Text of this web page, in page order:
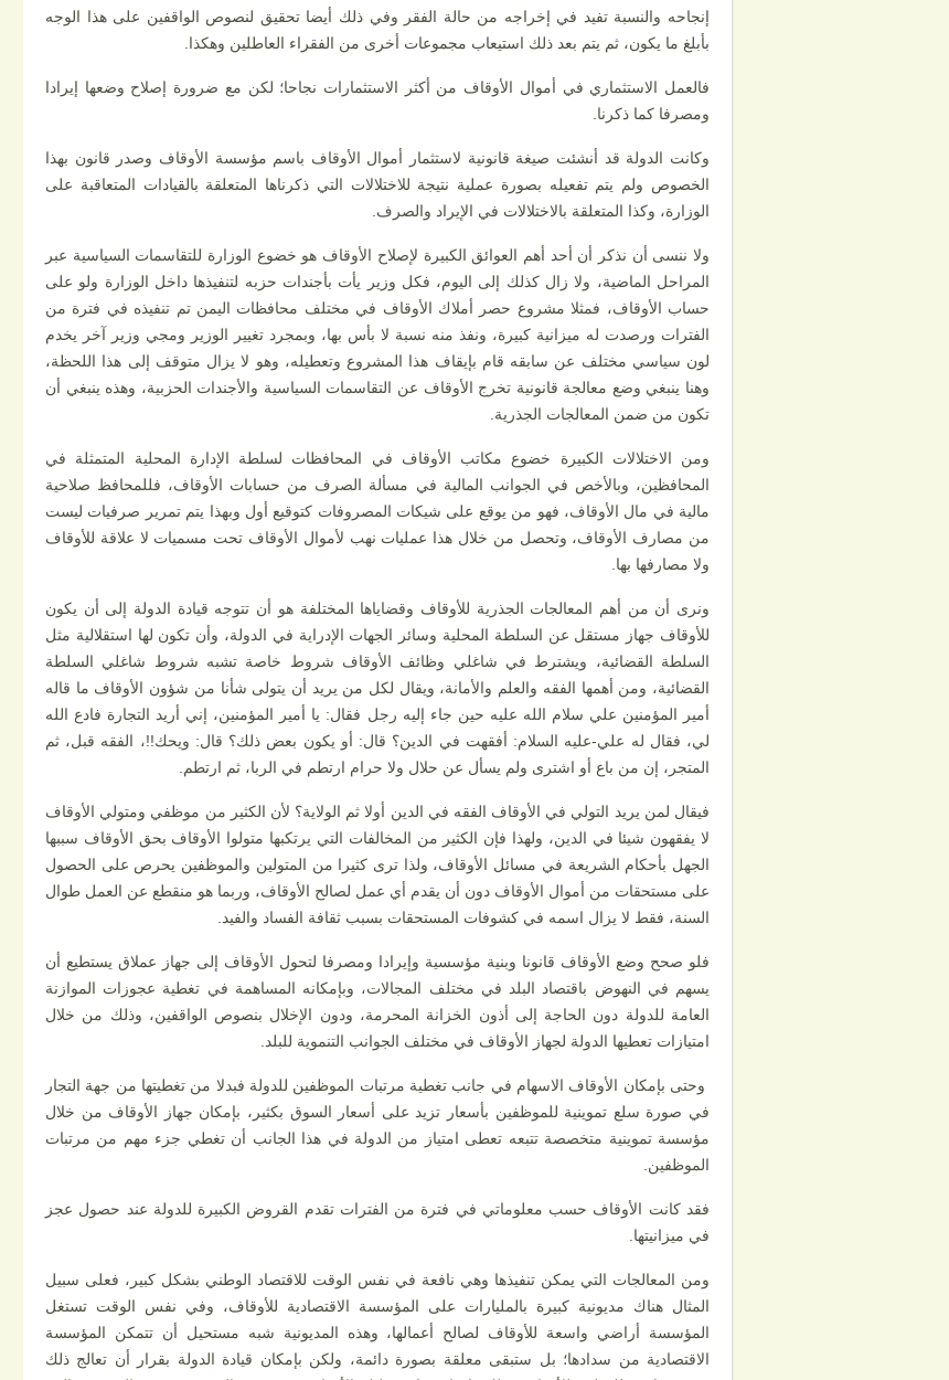
إنجاحه والنسبة تفيد في إخراجه من حالة الفقر وفي ذلك أيضا تحقيق لنصوص الواقفين على هذا الوجه
بأبلغ ما يكون، ثم يتم بعد ذلك استيعاب مجموعات أخرى من الفقراء العاطلين وهكذا.
فالعمل الاستثماري في أموال الأوقاف من أكثر الاستثمارات نجاحا؛ لكن مع ضرورة إصلاح وضعها إيرادا
ومصرفا كما ذكرنا.
وكانت الدولة قد أنشئت صيغة قانونية لاستثمار أموال الأوقاف باسم مؤسسة الأوقاف وصدر قانون بهذا
الخصوص ولم يتم تفعيله بصورة عملية نتيجة للاختلالات التي ذكرناها المتعلقة بالقيادات المتعاقبة على
الوزارة، وكذا المتعلقة بالاختلالات في الإيراد والصرف.
ولا ننسى أن نذكر أن أحد أهم العوائق الكبيرة لإصلاح الأوقاف هو خضوع الوزارة للتقاسمات السياسية عبر
المراحل الماضية، ولا زال كذلك إلى اليوم، فكل وزير يأت بأجندات حزبه لتنفيذها داخل الوزارة ولو على
حساب الأوقاف، فمثلا مشروع حصر أملاك الأوقاف في مختلف محافظات اليمن تم تنفيذه في فترة من
الفترات ورصدت له ميزانية كبيرة، ونفذ منه نسبة لا بأس بها، وبمجرد تغيير الوزير ومجي وزير آخر يخدم
لون سياسي مختلف عن سابقه قام بإيقاف هذا المشروع وتعطيله، وهو لا يزال متوقف إلى هذا اللحظة،
وهنا ينبغي وضع معالجة قانونية تخرج الأوقاف عن التقاسمات السياسية والأجندات الحزبية، وهذه ينبغي أن
تكون من ضمن المعالجات الجذرية.
ومن الاختلالات الكبيرة خضوع مكاتب الأوقاف في المحافظات لسلطة الإدارة المحلية المتمثلة في
المحافظين، وبالأخص في الجوانب المالية في مسألة الصرف من حسابات الأوقاف، فللمحافظ صلاحية
مالية في مال الأوقاف، فهو من يوقع على شيكات المصروفات كتوقيع أول وبهذا يتم تمرير صرفيات ليست
من مصارف الأوقاف، وتحصل من خلال هذا عمليات نهب لأموال الأوقاف تحت مسميات لا علاقة للأوقاف
ولا مصارفها بها.
ونرى أن من أهم المعالجات الجذرية للأوقاف وقضاياها المختلفة هو أن تتوجه قيادة الدولة إلى أن يكون
للأوقاف جهاز مستقل عن السلطة المحلية وسائر الجهات الإدراية في الدولة، وأن تكون لها استقلالية مثل
السلطة القضائية، ويشترط في شاغلي وظائف الأوقاف شروط خاصة تشبه شروط شاغلي السلطة
القضائية، ومن أهمها الفقه والعلم والأمانة، ويقال لكل من يريد أن يتولى شأنا من شؤون الأوقاف ما قاله
أمير المؤمنين علي سلام الله عليه حين جاء إليه رجل فقال: يا أمير المؤمنين، إني أريد التجارة فادع الله
لي، فقال له علي-عليه السلام: أفقهت في الدين؟ قال: أو يكون بعض ذلك؟ قال: ويحك!!، الفقه قبل، ثم
المتجر، إن من باع أو اشترى ولم يسأل عن حلال ولا حرام ارتطم في الربا، ثم ارتطم.
فيقال لمن يريد التولي في الأوقاف الفقه في الدين أولا ثم الولاية؟ لأن الكثير من موظفي ومتولي الأوقاف
لا يفقهون شيئا في الدين، ولهذا فإن الكثير من المخالفات التي يرتكبها متولوا الأوقاف بحق الأوقاف سببها
الجهل بأحكام الشريعة في مسائل الأوقاف، ولذا ترى كثيرا من المتولين والموظفين يحرص على الحصول
على مستحقات من أموال الأوقاف دون أن يقدم أي عمل لصالح الأوقاف، وربما هو منقطع عن العمل طوال
السنة، فقط لا يزال اسمه في كشوفات المستحقات بسبب ثقافة الفساد والفيد.
فلو صحح وضع الأوقاف قانونا وبنية مؤسسية وإيرادا ومصرفا لتحول الأوقاف إلى جهاز عملاق يستطيع أن
يسهم في النهوض باقتصاد البلد في مختلف المجالات، وبإمكانه المساهمة في تغطية عجوزات الموازنة
العامة للدولة دون الحاجة إلى أذون الخزانة المحرمة، ودون الإخلال بنصوص الواقفين، وذلك من خلال
امتيازات تعطيها الدولة لجهاز الأوقاف في مختلف الجوانب التنموية للبلد.
وحتى بإمكان الأوقاف الاسهام في جانب تغطية مرتبات الموظفين للدولة فبدلا من تغطيتها من جهة التجار
في صورة سلع تموينية للموظفين بأسعار تزيد على أسعار السوق بكثير، بإمكان جهاز الأوقاف من خلال
مؤسسة تموينية متخصصة تتبعه تعطى امتياز من الدولة في هذا الجانب أن تغطي جزء مهم من مرتبات
الموظفين.
فقد كانت الأوقاف حسب معلوماتي في فترة من الفترات تقدم القروض الكبيرة للدولة عند حصول عجز
في ميزانيتها.
ومن المعالجات التي يمكن تنفيذها وهي نافعة في نفس الوقت للاقتصاد الوطني بشكل كبير، فعلى سبيل
المثال هناك مديونية كبيرة بالمليارات على المؤسسة الاقتصادية للأوقاف، وفي نفس الوقت تستغل
المؤسسة أراضي واسعة للأوقاف لصالح أعمالها، وهذه المديونية شبه مستحيل أن تتمكن المؤسسة
الاقتصادية من سدادها؛ بل ستبقى معلقة بصورة دائمة، ولكن بإمكان قيادة الدولة بقرار أن تعالج ذلك